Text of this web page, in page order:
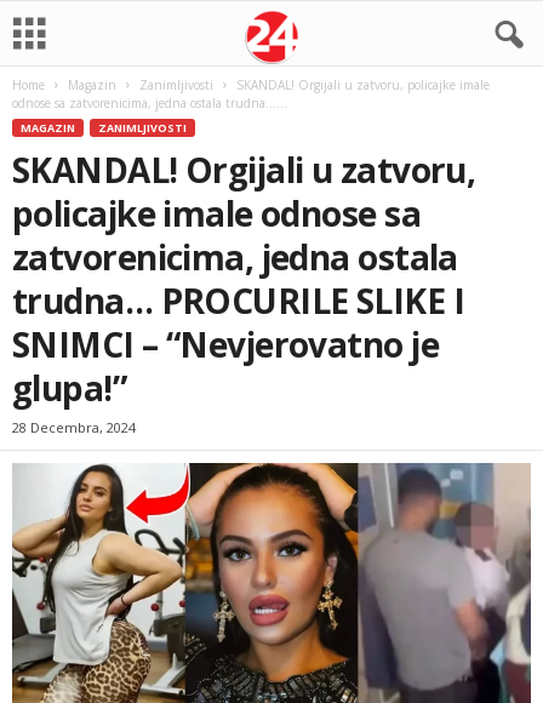
Home Magazin Zanimljivosti
SKANDAL! Orgijali u zatvoru, policajke imale
odnose sa zatvorenicima, jedna ostala trudna…...
MAGAZIN ZANIMLJIVOSTI
SKANDAL! Orgijali u zatvoru,
policajke imale odnose sa
zatvorenicima, jedna ostala
trudna… PROCURILE SLIKE I
SNIMCI – “Nevjerovatno je
glupa!”
28 Decembra, 2024